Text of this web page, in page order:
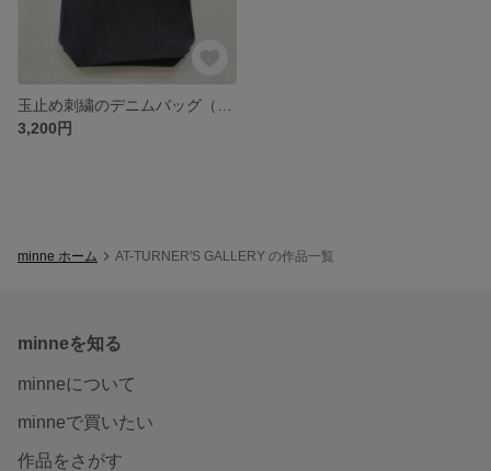
3,200円
minne ホーム AT-TURNER'S GALLERY の作品一覧
minneを知る
minneについて
minneで買いたい
作品をさがす